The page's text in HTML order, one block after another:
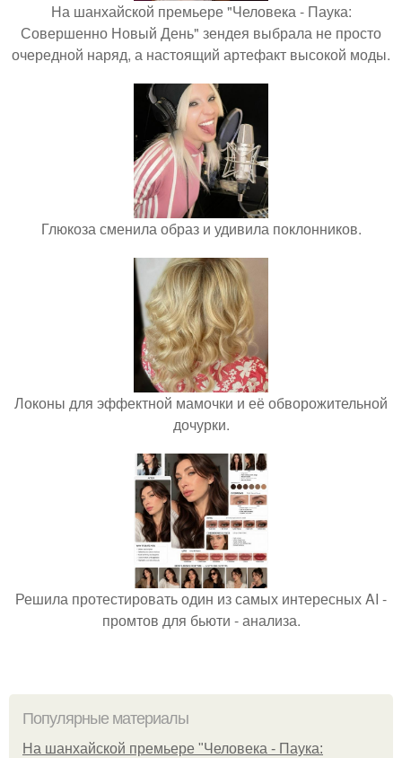
На шанхайской премьере "Человека - Паука:
Совершенно Новый День" зендея выбрала не просто
очередной наряд, а настоящий артефакт высокой моды.
Глюкоза сменила образ и удивила поклонников.
Локоны для эффектной мамочки и её обворожительной
дочурки.
Решила протестировать один из самых интересных AI -
промтов для бьюти - анализа.
Популярные материалы
На шанхайской премьере "Человека - Паука: